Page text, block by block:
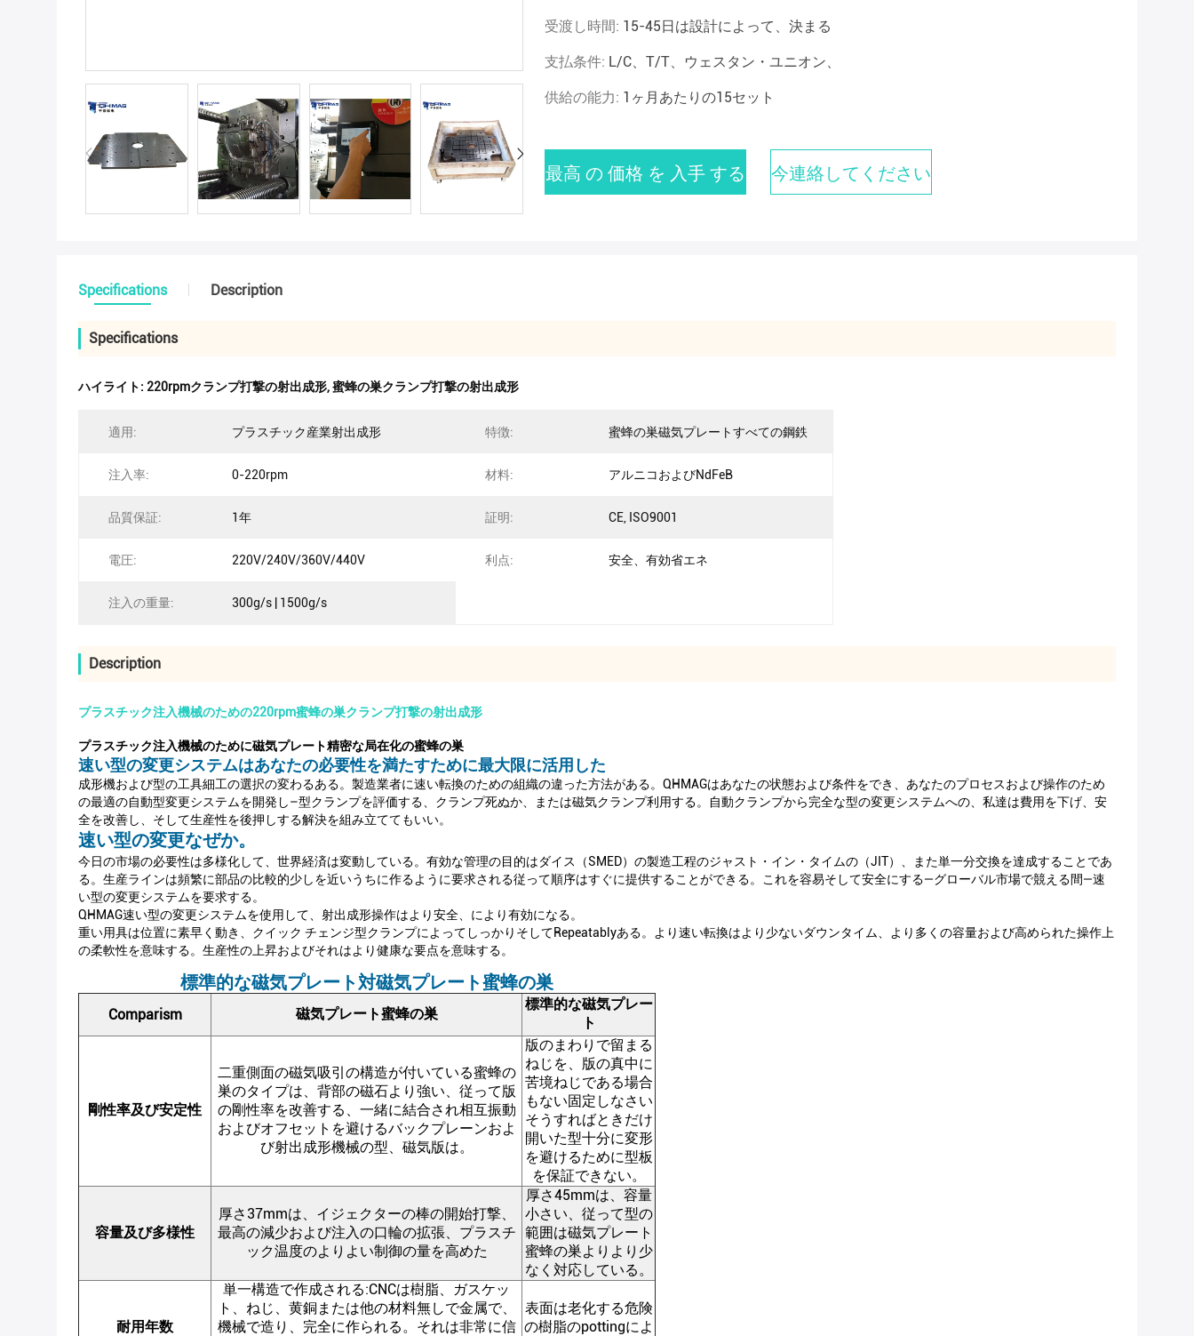
受渡し時間: 15-45日は設計によって、決まる
支払条件: L/C、T/T、ウェスタン・ユニオン、
供給の能力: 1ヶ月あたりの15セット
最高 の 価格 を 入手 する 今連絡してください
Specifications Description
Specifications
ハイライト: 220rpmクランプ打撃の射出成形,蜜蜂の巣クランプ打撃の射出成形
適用: プラスチック産業射出成形 特徴: 蜜蜂の巣磁気プレートすべての鋼鉄
注入率: 0-220rpm 材料: アルニコおよびNdFeB
品質保証: 1年 証明: CE, ISO9001
電圧: 220V/240V/360V/440V 利点: 安全、有効省エネ
注入の重量: 300g/s | 1500g/s
Description
プラスチック注入機械のための220rpm蜜蜂の巣クランプ打撃の射出成形
プラスチック注入機械のために磁気プレート精密な局在化の蜜蜂の巣
速い型の変更システムはあなたの必要性を満たすために最大限に活用した
成形機および型の工具細工の選択の変わるある。製造業者に速い転換のための組織の違った方法がある。QHMAGはあなたの状態および条件をでき、あなたのプロセスおよび操作のため
の最適の自動型変更システムを開発し–型クランプを評価する、クランプ死ぬか、または磁気クランプ利用する。自動クランプから完全な型の変更システムへの、私達は費用を下げ、安
全を改善し、そして生産性を後押しする解決を組み立ててもいい。
速い型の変更なぜか。
今日の市場の必要性は多様化して、世界経済は変動している。有効な管理の目的はダイス（SMED）の製造工程のジャスト・イン・タイムの（JIT）、また単一分交換を達成することであ
る。生産ラインは頻繁に部品の比較的少しを近いうちに作るように要求される従って順序はすぐに提供することができる。これを容易そして安全にする—グローバル市場で競える間—速
い型の変更システムを要求する。
QHMAG速い型の変更システムを使用して、射出成形操作はより安全、により有効になる。
重い用具は位置に素早く動き、クイック チェンジ型クランプによってしっかりそしてrepeatablyある。より速い転換はより少ないダウンタイム、より多くの容量および高められた操作上
の柔軟性を意味する。生産性の上昇およびそれはより健康な要点を意味する。
標準的な磁気プレート対磁気プレート蜜蜂の巣
Comparism 磁気プレート蜜蜂の巣
標準的な磁気プレー
ト
剛性率及び安定性
二重側面の磁気吸引の構造が付いている蜜蜂の
巣のタイプは、背部の磁石より強い、従って版
の剛性率を改善する、一緒に結合され相互振動
およびオフセットを避けるバックプレーンおよ
び射出成形機械の型、磁気版は。
版のまわりで留まる
ねじを、版の真中に
苦境ねじである場合
もない固定しなさい
そうすればときだけ
開いた型十分に変形
を避けるために型板
を保証できない。
容量及び多様性
厚さ37mmは、イジェクターの棒の開始打撃、
最高の減少および注入の口輪の拡張、プラスチ
ック温度のよりよい制御の量を高めた
厚さ45mmは、容量
小さい、従って型の
範囲は磁気プレート
蜜蜂の巣よりより少
なく対応している。
耐用年数
単一構造で作成される:CNCは樹脂、ガスケッ
ト、ねじ、黄銅または他の材料無しで金属で、
機械で造り、完全に作られる。それは非常に信
表面は老化する危険
の樹脂のpottingによ